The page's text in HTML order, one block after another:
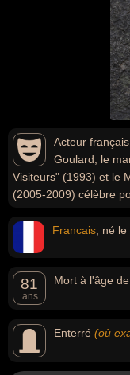
Acteur
Goulard, le
Visiteurs" (1993) et le
(2005-2009) célèbre
Francais , né le
81
ans
Mort à l'âge
Enterré (où